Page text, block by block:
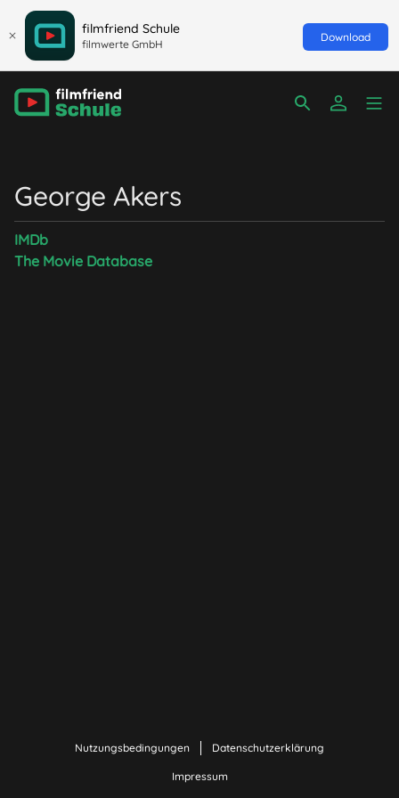
filmfriend Schule
filmwerte GmbH
Download
George Akers
IMDb
The Movie Database
Nutzungsbedingungen Datenschutzerklärung
Impressum